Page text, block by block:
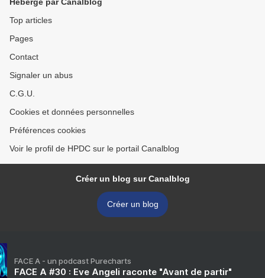
Top articles
Pages
Contact
Signaler un abus
C.G.U.
Cookies et données personnelles
Préférences cookies
Voir le profil de HPDC sur le portail Canalblog
Créer un blog sur Canalblog
Créer un blog
FACE A - un podcast Purecharts
FACE A #30 : Eve Angeli raconte "Avant de partir"